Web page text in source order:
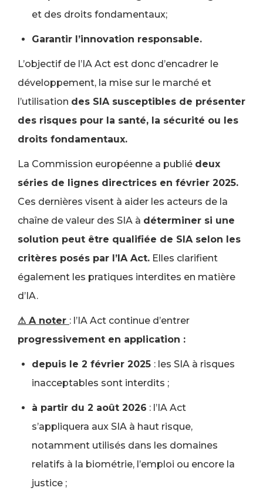
et des droits fondamentaux;
Garantir l’innovation responsable.
L’objectif de l’IA Act est donc d’encadrer le
développement, la mise sur le marché et
l’utilisation des SIA susceptibles de présenter
des risques pour la santé, la sécurité ou les
droits fondamentaux.
La Commission européenne a publié deux
séries de lignes directrices en février 2025.
Ces dernières visent à aider les acteurs de la
chaîne de valeur des SIA à déterminer si une
solution peut être qualifiée de SIA selon les
critères posés par l’IA Act. Elles clarifient
également les pratiques interdites en matière
d’IA.
⚠ A noter : l’IA Act continue d’entrer
progressivement en application :
depuis le 2 février 2025 : les SIA à risques
inacceptables sont interdits ;
à partir du 2 août 2026 : l’IA Act
s’appliquera aux SIA à haut risque,
notamment utilisés dans les domaines
relatifs à la biométrie, l’emploi ou encore la
justice ;